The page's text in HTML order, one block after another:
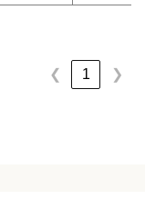
❮ 1 ❯